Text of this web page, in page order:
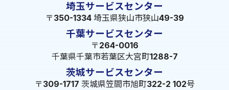
埼玉サービスセンター
〒350-1334 埼玉県狭山市狭山49-39
千葉サービスセンター
〒264-0016
千葉県千葉市若葉区大宮町1288-7
茨城サービスセンター
〒309-1717 茨城県笠間市旭町322-2 102号